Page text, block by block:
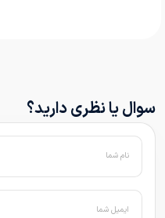
سوال یا نظری دارید؟
نام شما
ایمیل شما